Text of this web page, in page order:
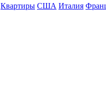
Квартиры США Италия